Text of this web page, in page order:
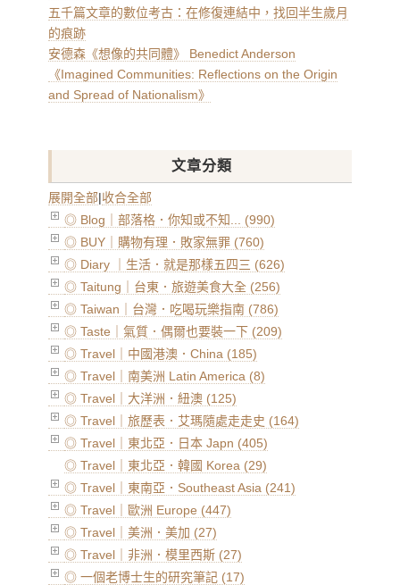
五千篇文章的數位考古：在修復連結中，找回半生歲月
的痕跡
安德森《想像的共同體》 Benedict Anderson
《Imagined Communities: Reflections on the Origin
and Spread of Nationalism》
文章分類
展開全部|收合全部
◎ Blog｜部落格．你知或不知... (990)
◎ BUY｜購物有理．敗家無罪 (760)
◎ Diary ｜生活．就是那樣五四三 (626)
◎ Taitung｜台東．旅遊美食大全 (256)
◎ Taiwan｜台灣．吃喝玩樂指南 (786)
◎ Taste｜氣質．偶爾也要裝一下 (209)
◎ Travel｜中國港澳．China (185)
◎ Travel｜南美洲 Latin America (8)
◎ Travel｜大洋洲．紐澳 (125)
◎ Travel｜旅歷表．艾瑪隨處走走史 (164)
◎ Travel｜東北亞．日本 Japn (405)
◎ Travel｜東北亞．韓國 Korea (29)
◎ Travel｜東南亞．Southeast Asia (241)
◎ Travel｜歐洲 Europe (447)
◎ Travel｜美洲．美加 (27)
◎ Travel｜非洲．模里西斯 (27)
◎ 一個老博士生的研究筆記 (17)